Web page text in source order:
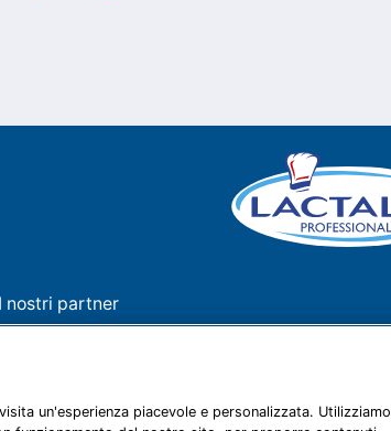
I nostri partner
Contattiun'esperienza piacevole e personalizzata. Utilizziamo